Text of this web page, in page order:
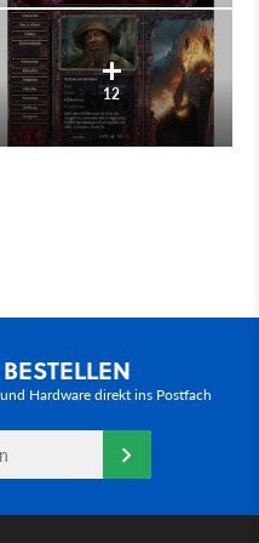
12
Hardware direkt ins Postfach